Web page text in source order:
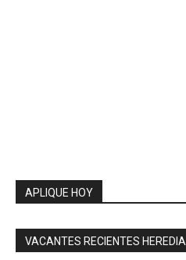
APLIQUE HOY
VACANTES RECIENTES HEREDIA